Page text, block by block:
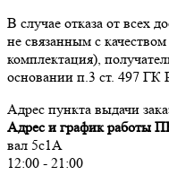
В случае отказа от всех
не связанным с
комплектация),
основании п.3 ст. 497 ГК
Адрес пункта выдачи
Адрес и график работы
вал 5с1А
12:00 - 21:00